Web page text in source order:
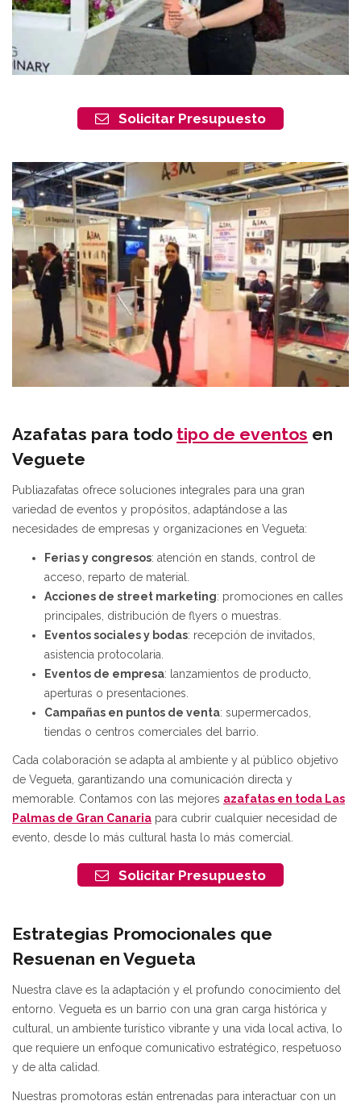
Solicitar Presupuesto
Azafatas para todo tipo de eventos en
Veguete
Publiazafatas ofrece soluciones integrales para una gran
variedad de eventos y propósitos, adaptándose a las
necesidades de empresas y organizaciones en Vegueta:
Ferias y congresos: atención en stands, control de
acceso, reparto de material.
Acciones de street marketing: promociones en calles
principales, distribución de flyers o muestras.
Eventos sociales y bodas: recepción de invitados,
asistencia protocolaria.
Eventos de empresa: lanzamientos de producto,
aperturas o presentaciones.
Campañas en puntos de venta: supermercados,
tiendas o centros comerciales del barrio.
Cada colaboración se adapta al ambiente y al público objetivo
de Vegueta, garantizando una comunicación directa y
memorable. Contamos con las mejores azafatas en toda Las
Palmas de Gran Canaria para cubrir cualquier necesidad de
evento, desde lo más cultural hasta lo más comercial.
Solicitar Presupuesto
Estrategias Promocionales que
Resuenan en Vegueta
Nuestra clave es la adaptación y el profundo conocimiento del
entorno. Vegueta es un barrio con una gran carga histórica y
cultural, un ambiente turístico vibrante y una vida local activa, lo
que requiere un enfoque comunicativo estratégico, respetuoso
y de alta calidad.
Nuestras promotoras están entrenadas para interactuar con un